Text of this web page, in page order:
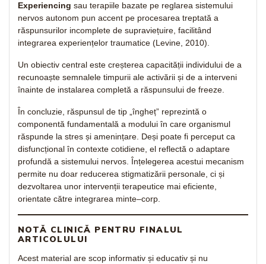
Experiencing sau terapiile bazate pe reglarea sistemului
nervos autonom pun accent pe procesarea treptată a
răspunsurilor incomplete de supraviețuire, facilitând
integrarea experiențelor traumatice (Levine, 2010).
Un obiectiv central este creșterea capacității individului de a
recunoaște semnalele timpurii ale activării și de a interveni
înainte de instalarea completă a răspunsului de freeze.
În concluzie, răspunsul de tip „îngheț” reprezintă o
componentă fundamentală a modului în care organismul
răspunde la stres și amenințare. Deși poate fi perceput ca
disfuncțional în contexte cotidiene, el reflectă o adaptare
profundă a sistemului nervos. Înțelegerea acestui mecanism
permite nu doar reducerea stigmatizării personale, ci și
dezvoltarea unor intervenții terapeutice mai eficiente,
orientate către integrarea minte–corp.
NOTĂ CLINICĂ PENTRU FINALUL
ARTICOLULUI
Acest material are scop informativ și educativ și nu